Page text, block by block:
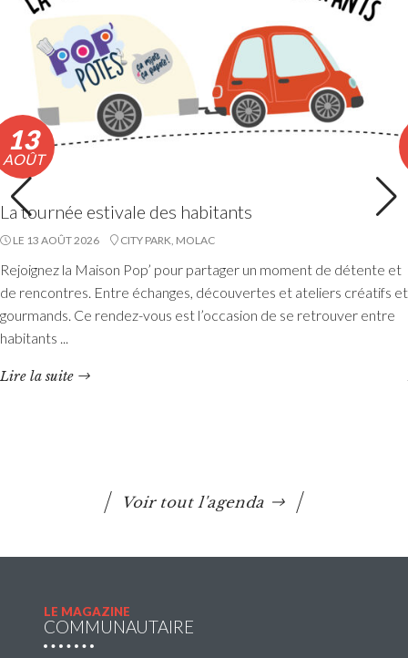
Accueils de loisirs : Ouverture des
réservations des mercredis de septembre à
décembre 2026
Les réservations des mercredis aux accueils de loisirs de
décembre 2026, sont ouvertes à partir du 20 juillet 2026
13
AOÛT
La tournée estivale des habitants
LE 13 AOÛT 2026 CITY PARK, MOLAC
Rejoignez la Maison Pop’ pour partager un moment de détente et
de rencontres. Entre échanges, découvertes et ateliers créatifs et
gourmands. Ce rendez-vous est l’occasion de se retrouver entre
habitants ...
Lire la suite
Voir tout l'agenda
LE MAGAZINE
COMMUNAUTAIRE